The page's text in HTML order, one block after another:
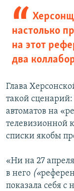
настолько
на этот
два
Глава
такой
автоматов на
телевизионной
списки якобы
«Ни на 27
в него («
показала себя с